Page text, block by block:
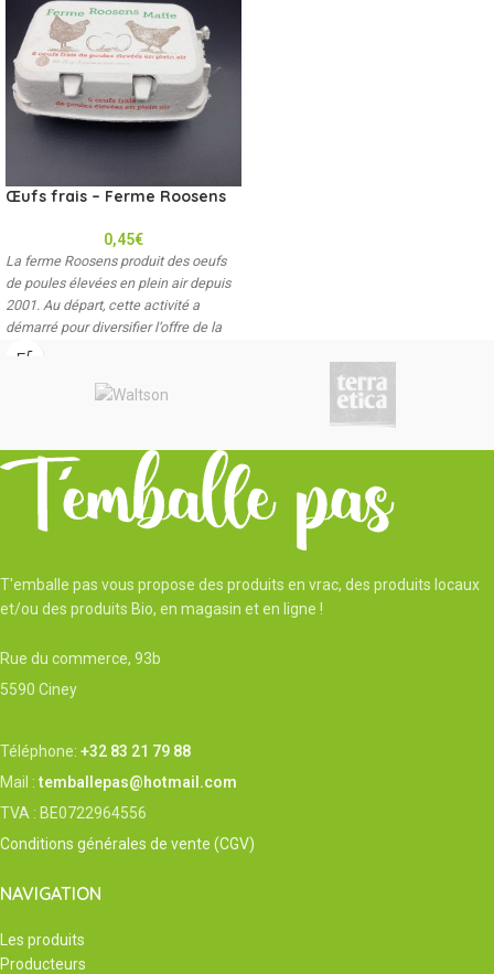
Œufs frais – Ferme Roosens
0,45€
La ferme Roosens produit des oeufs
de poules élevées en plein air depuis
2001. Au départ, cette activité a
démarré pour diversifier l’offre de la
ferme et est petit à petit devenue
propriétaires attachent de plus en plus
poule élevées en plein air.
Conditionnement à la pièce
Conseils : Nous vous préparons
votre commande avec des boîtes à
magasin par la suite. Origine :BEL -
Maffe
T'emballe pas vous propose des produits en vrac, des produits locaux
et/ou des produits Bio, en magasin et en ligne !
Rue du commerce, 93b
5590 Ciney
Téléphone: +32 83 21 79 88
Mail :temballepas@hotmail.com
TVA : BE0722964556
Conditions générales de vente (CGV)
NAVIGATION
Les produits
Producteurs